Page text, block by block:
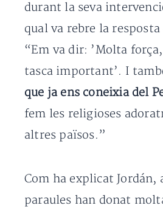
durant la seva
qual va rebre la resposta
“Em va dir: ’Molta
tasca important’. I
que ja ens coneixia del
fem les religioses
altres països.”
Com ha explicat Jordán,
paraules han donat